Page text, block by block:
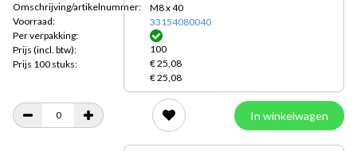
Omschrijving/artikelnummer:
Voorraad:
Per verpakking:
Prijs (incl. btw):
Prijs 100 stuks:
M8 x 40
33154080040
100
€ 25,08
€ 25,08
In winkelwagen